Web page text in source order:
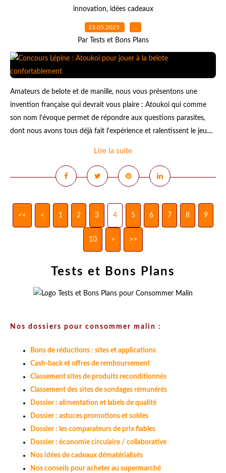
innovation, idées cadeaux
23.05.2025 …
Par Tests et Bons Plans
Amateurs de belote et de manille, nous vous présentons une
invention française qui devrait vous plaire : Atoukoi qui comme
son nom l'évoque permet de répondre aux questions parasites,
dont nous avons tous déjà fait l'expérience et ralentissent le jeu....
Lire la suite
<< < 1 2 3 4 5 6 7 8 9
10 > >>
Tests et Bons Plans
Nos dossiers pour consommer malin :
Bons de réductions : sites et applications
Cash-back et offres de remboursement
Classement sites de produits reconditionnés
Classement des sites de sondages rémunérés
Dossier : alimentation et labels de qualité
Dossier : astuces promotions et soldes
Dossier : les comparateurs de prix fiables
Dossier : économie circulaire / collaborative
Nos idées de cadeaux dématérialisés
Nos conseils pour acheter au supermarché